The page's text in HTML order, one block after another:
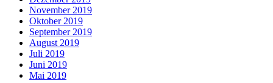
November 2019
Oktober 2019
September 2019
August 2019
Juli 2019
Juni 2019
Mai 2019